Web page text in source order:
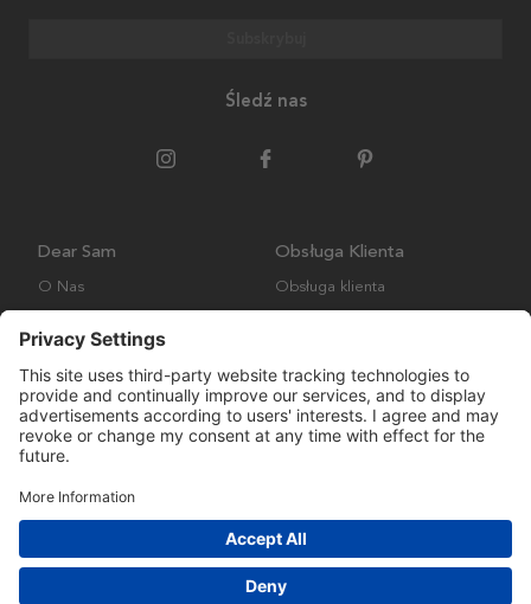
Śledź nas
Dear Sam
O Nas
Obsługa Klienta
Obsługa klienta
Wysyłka i Dostawa
Copyright © Many Brands AB 2023. Wszelkie prawa zastrzeżone.